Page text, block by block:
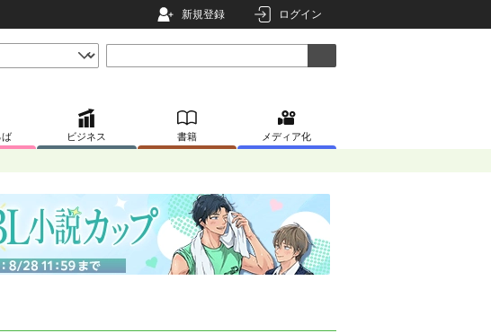
新規登録 ログイン
ば ビジネス 書籍 メディア化